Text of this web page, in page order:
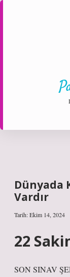
Dünyada
Vardır
Tarih: Ekim 14, 2024
22
SON SINAV